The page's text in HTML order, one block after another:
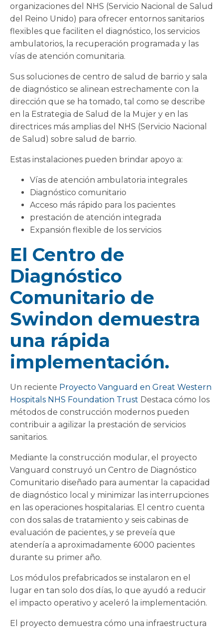
organizaciones del NHS (Servicio Nacional de Salud
del Reino Unido) para ofrecer entornos sanitarios
flexibles que faciliten el diagnóstico, los servicios
ambulatorios, la recuperación programada y las
vías de atención comunitaria.
Sus soluciones de centro de salud de barrio y sala
de diagnóstico se alinean estrechamente con la
dirección que se ha tomado, tal como se describe
en la Estrategia de Salud de la Mujer y en las
directrices más amplias del NHS (Servicio Nacional
de Salud) sobre salud de barrio.
Estas instalaciones pueden brindar apoyo a:
Vías de atención ambulatoria integrales
Diagnóstico comunitario
Acceso más rápido para los pacientes
prestación de atención integrada
Expansión flexible de los servicios
El Centro de
Diagnóstico
Comunitario de
Swindon demuestra
una rápida
implementación.
Un reciente Proyecto Vanguard en Great Western
Hospitals NHS Foundation Trust Destaca cómo los
métodos de construcción modernos pueden
contribuir a agilizar la prestación de servicios
sanitarios.
Mediante la construcción modular, el proyecto
Vanguard construyó un Centro de Diagnóstico
Comunitario diseñado para aumentar la capacidad
de diagnóstico local y minimizar las interrupciones
en las operaciones hospitalarias. El centro cuenta
con dos salas de tratamiento y seis cabinas de
evaluación de pacientes, y se preveía que
atendería a aproximadamente 6000 pacientes
durante su primer año.
Los módulos prefabricados se instalaron en el
lugar en tan solo dos días, lo que ayudó a reducir
el impacto operativo y aceleró la implementación.
El proyecto demuestra cómo una infraestructura